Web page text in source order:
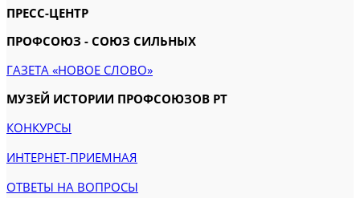
ПРЕСС-ЦЕНТР
ПРОФСОЮЗ - СОЮЗ СИЛЬНЫХ
ГАЗЕТА «НОВОЕ СЛОВО»
МУЗЕЙ ИСТОРИИ ПРОФСОЮЗОВ РТ
КОНКУРСЫ
ИНТЕРНЕТ-ПРИЕМНАЯ
ОТВЕТЫ НА ВОПРОСЫ